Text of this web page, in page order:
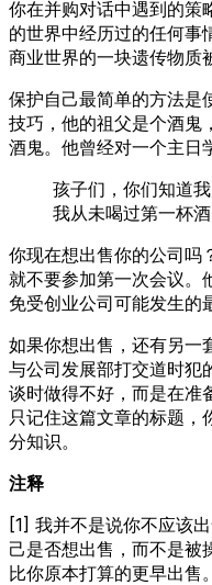
你在并购对话中遇到的策
的世界中经历过的任何事
商业世界的一块遗传物质
保护自己最简单的方法
技巧，他的祖父是个酒鬼
酒鬼。他曾经对一个主日
孩子们，你们知道
我从未喝过第一杯酒
你现在想出售你的公司吗
就不要参加第一次会议。
免受创业公司可能发生的
如果你想出售，还有另一
与公司发展部打交道时犯
谈时做得不好，而是在准
只记住这篇文章的标题，
分知识。
注释
[1] 我并不是说你不应该
己是否想出售，而不是被
比你原本打算的更早出售。